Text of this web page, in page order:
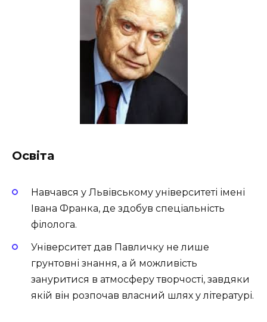
Освіта
Навчався у Львівському університеті імені
Івана Франка, де здобув спеціальність
філолога.
Університет дав Павличку не лише
грунтовні знання, а й можливість
зануритися в атмосферу творчості, завдяки
якій він розпочав власний шлях у літературі.